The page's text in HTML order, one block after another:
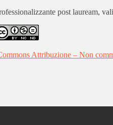
post lauream,
Attribuzione – Non